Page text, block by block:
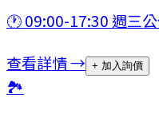
🕐09:00-17:30 週三
查看詳情 → + 加入詢價
🏞